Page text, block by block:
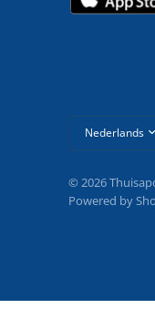
bijwerken
© 2026
Powered by